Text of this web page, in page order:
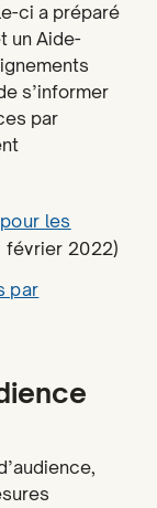
ci a préparé
un Aide-
s’informer
par
les
février 2022)
par